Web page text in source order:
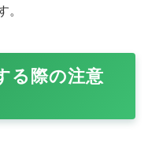
る際の注意